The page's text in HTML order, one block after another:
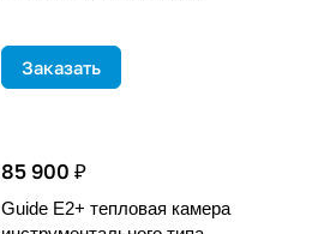
Заказать
85 900 ₽
Guide E2+ тепловая камера